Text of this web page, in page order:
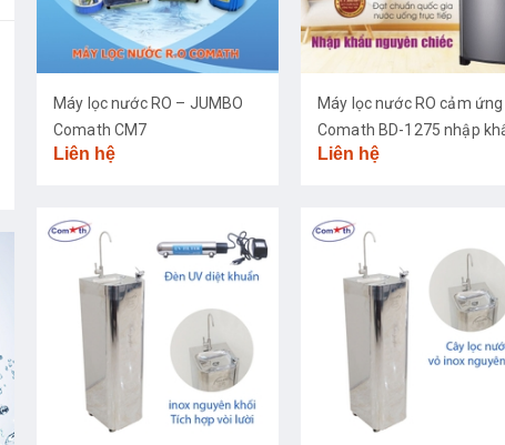
Máy lọc nước RO – JUMBO
Comath CM7
Liên hệ
Máy lọc nước RO cảm ứng
Comath BD-1275 nhập
cao cấp
Liên hệ